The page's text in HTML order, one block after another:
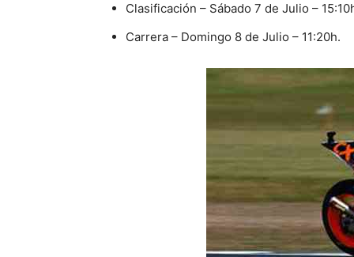
Clasificación – Sábado 7 de Julio –
Carrera – Domingo 8 de Julio – 11:20h.